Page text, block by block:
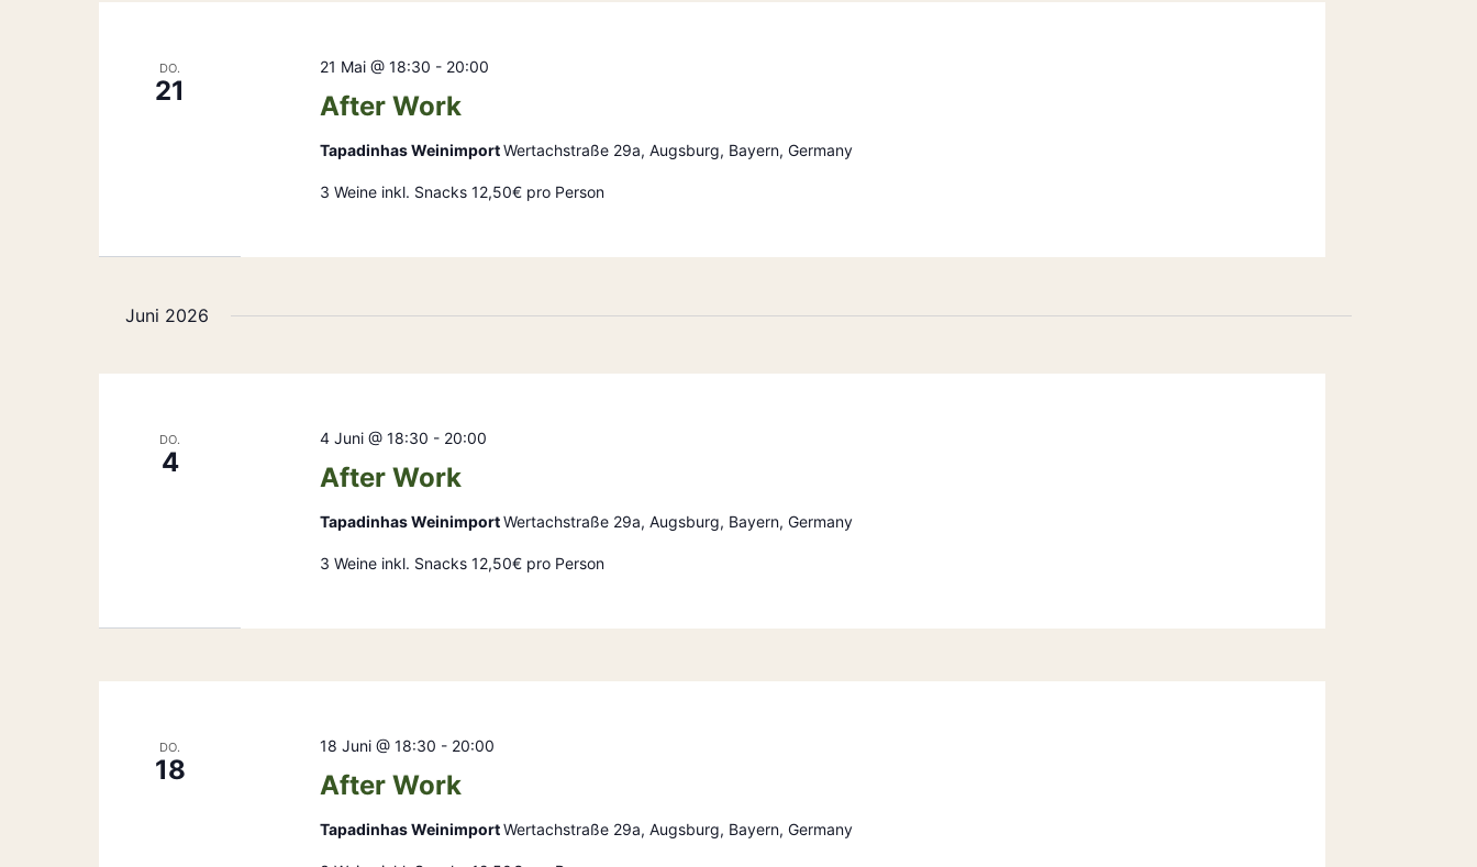
DO.
21 After Work
21 Mai @ 18:30 - 20:00
Tapadinhas WeinimportWertachstraße 29a, Augsburg, Bayern, Germany
3 Weine inkl. Snacks 12,50€ pro Person
Juni 2026
DO.
4 After Work
4 Juni @ 18:30 - 20:00
Tapadinhas WeinimportWertachstraße 29a, Augsburg, Bayern, Germany
3 Weine inkl. Snacks 12,50€ pro Person
DO.
18 After Work
18 Juni @ 18:30 - 20:00
Tapadinhas WeinimportWertachstraße 29a, Augsburg, Bayern, Germany